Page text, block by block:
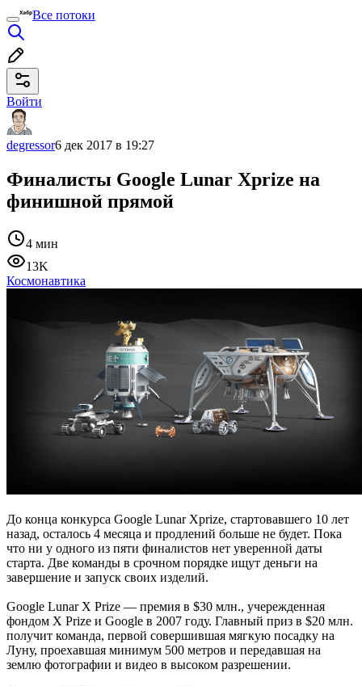
Все потоки
Войти
degressor6 дек 2017 в 19:27
Финалисты Google Lunar Xprize на
финишной прямой
4 мин
13K
Космонавтика
До конца конкурса Google Lunar Xprize, стартовавшего 10 лет
назад, осталось 4 месяца и продлений больше не будет. Пока
что ни у одного из пяти финалистов нет уверенной даты
старта. Две команды в срочном порядке ищут деньги на
завершение и запуск своих изделий.
Google Lunar X Prize — премия в $30 млн., учережденная
фондом X Prize и Google в 2007 году. Главный приз в $20 млн.
получит команда, первой совершившая мягкую посадку на
Луну, проехавшая минимум 500 метров и передавшая на
землю фотографии и видео в высоком разрешении.